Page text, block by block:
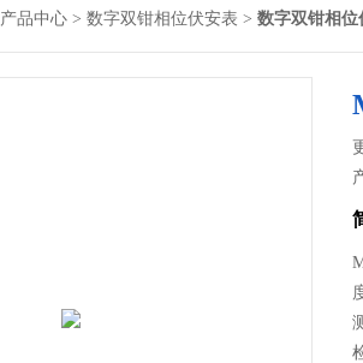
产品中心 > 数字双钳相位伏安表 > 数字双钳相位